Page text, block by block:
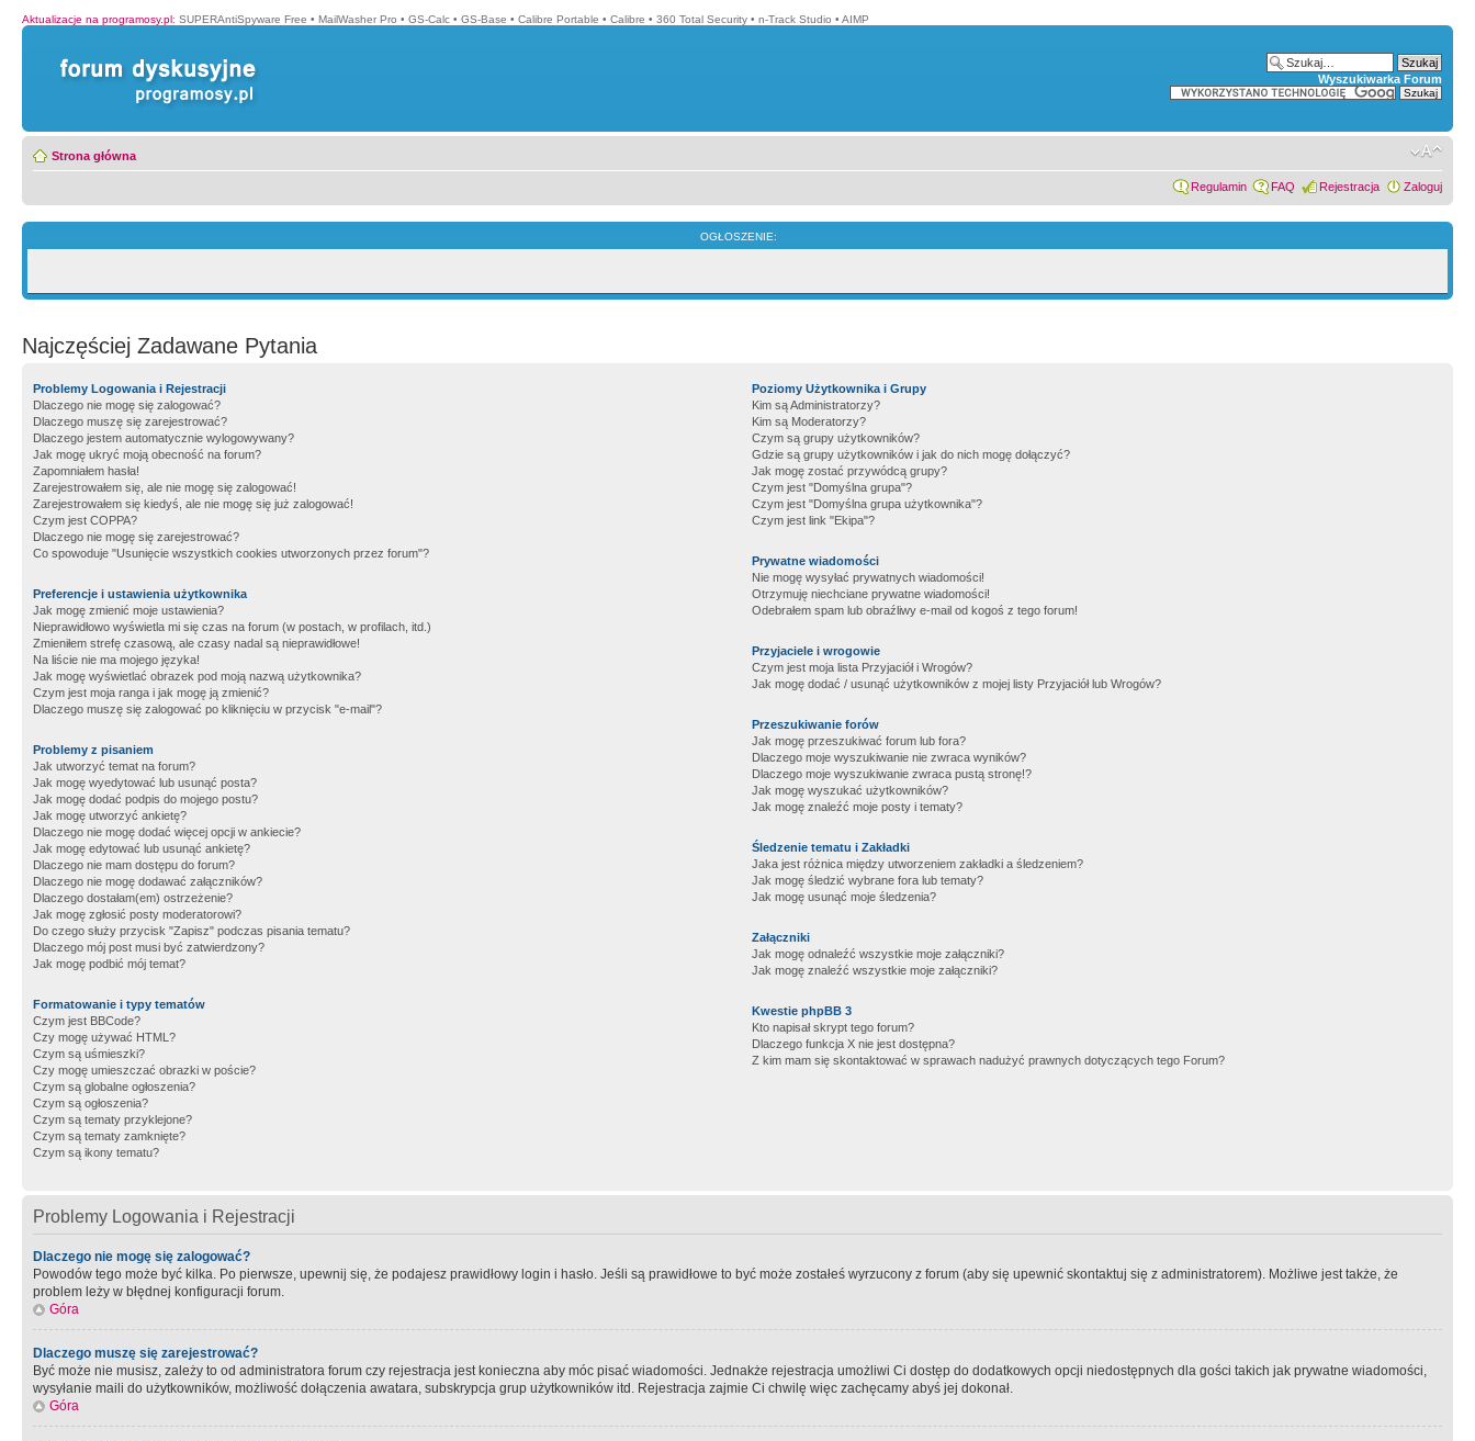
Aktualizacje na programosy.pl: SUPERAntiSpyware Free • MailWasher Pro • GS-Calc • GS-Base • Calibre Portable • Calibre • 360 Total Security • n-Track Studio • AIMP
Wyszukiwarka Forum
Strona główna
Regulamin FAQ Rejestracja Zaloguj
OGŁOSZENIE:
Najczęściej Zadawane Pytania
Problemy Logowania i Rejestracji
Dlaczego nie mogę się zalogować?
Dlaczego muszę się zarejestrować?
Dlaczego jestem automatycznie wylogowywany?
Jak mogę ukryć moją obecność na forum?
Zapomniałem hasła!
Zarejestrowałem się, ale nie mogę się zalogować!
Zarejestrowałem się kiedyś, ale nie mogę się już zalogować!
Czym jest COPPA?
Dlaczego nie mogę się zarejestrować?
Co spowoduje "Usunięcie wszystkich cookies utworzonych przez forum"?
Preferencje i ustawienia użytkownika
Jak mogę zmienić moje ustawienia?
Nieprawidłowo wyświetla mi się czas na forum (w postach, w profilach, itd.)
Zmieniłem strefę czasową, ale czasy nadal są nieprawidłowe!
Na liście nie ma mojego języka!
Jak mogę wyświetlać obrazek pod moją nazwą użytkownika?
Czym jest moja ranga i jak mogę ją zmienić?
Dlaczego muszę się zalogować po kliknięciu w przycisk "e-mail"?
Problemy z pisaniem
Jak utworzyć temat na forum?
Jak mogę wyedytować lub usunąć posta?
Jak mogę dodać podpis do mojego postu?
Jak mogę utworzyć ankietę?
Dlaczego nie mogę dodać więcej opcji w ankiecie?
Jak mogę edytować lub usunąć ankietę?
Dlaczego nie mam dostępu do forum?
Dlaczego nie mogę dodawać załączników?
Dlaczego dostałam(em) ostrzeżenie?
Jak mogę zgłosić posty moderatorowi?
Do czego służy przycisk "Zapisz" podczas pisania tematu?
Dlaczego mój post musi być zatwierdzony?
Jak mogę podbić mój temat?
Formatowanie i typy tematów
Czym jest BBCode?
Czy mogę używać HTML?
Czym są uśmieszki?
Czy mogę umieszczać obrazki w poście?
Czym są globalne ogłoszenia?
Czym są ogłoszenia?
Czym są tematy przyklejone?
Czym są tematy zamknięte?
Czym są ikony tematu?
Poziomy Użytkownika i Grupy
Kim są Administratorzy?
Kim są Moderatorzy?
Czym są grupy użytkowników?
Gdzie są grupy użytkowników i jak do nich mogę dołączyć?
Jak mogę zostać przywódcą grupy?
Czym jest "Domyślna grupa"?
Czym jest "Domyślna grupa użytkownika"?
Czym jest link "Ekipa"?
Prywatne wiadomości
Nie mogę wysyłać prywatnych wiadomości!
Otrzymuję niechciane prywatne wiadomości!
Odebrałem spam lub obraźliwy e-mail od kogoś z tego forum!
Przyjaciele i wrogowie
Czym jest moja lista Przyjaciół i Wrogów?
Jak mogę dodać / usunąć użytkowników z mojej listy Przyjaciół lub Wrogów?
Przeszukiwanie forów
Jak mogę przeszukiwać forum lub fora?
Dlaczego moje wyszukiwanie nie zwraca wyników?
Dlaczego moje wyszukiwanie zwraca pustą stronę!?
Jak mogę wyszukać użytkowników?
Jak mogę znaleźć moje posty i tematy?
Śledzenie tematu i Zakładki
Jaka jest różnica między utworzeniem zakładki a śledzeniem?
Jak mogę śledzić wybrane fora lub tematy?
Jak mogę usunąć moje śledzenia?
Załączniki
Jak mogę odnaleźć wszystkie moje załączniki?
Jak mogę znaleźć wszystkie moje załączniki?
Kwestie phpBB 3
Kto napisał skrypt tego forum?
Dlaczego funkcja X nie jest dostępna?
Z kim mam się skontaktować w sprawach nadużyć prawnych dotyczących tego Forum?
Problemy Logowania i Rejestracji
Dlaczego nie mogę się zalogować?
Powodów tego może być kilka. Po pierwsze, upewnij się, że podajesz prawidłowy login i hasło. Jeśli są prawidłowe to być może zostałeś wyrzucony z forum (aby się upewnić skontaktuj się z administratorem). Możliwe jest także, że
problem leży w błędnej konfiguracji forum.
Góra
Dlaczego muszę się zarejestrować?
Być może nie musisz, zależy to od administratora forum czy rejestracja jest konieczna aby móc pisać wiadomości. Jednakże rejestracja umożliwi Ci dostęp do dodatkowych opcji niedostępnych dla gości takich jak prywatne wiadomości,
wysyłanie maili do użytkowników, możliwość dołączenia awatara, subskrypcja grup użytkowników itd. Rejestracja zajmie Ci chwilę więc zachęcamy abyś jej dokonał.
Góra